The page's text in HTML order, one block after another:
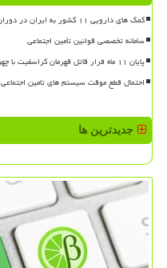
کمک های دارویی ۱۱ کشور به ایران در دوران جنگ
سامانه تخصصی قوانین تأمین اجتماعی
پایان ۱۱ ماه فرار قاتل قهرمان کراسفیت با چهره ای تغییرکرده دستگیر شد
احتمال قطع موقت سیستم های تامین اجتماعی
جدیدترین ها